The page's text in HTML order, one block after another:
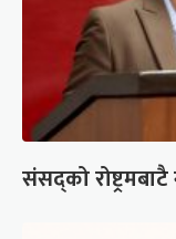
संसद्को रोष्ट्रमबाटै